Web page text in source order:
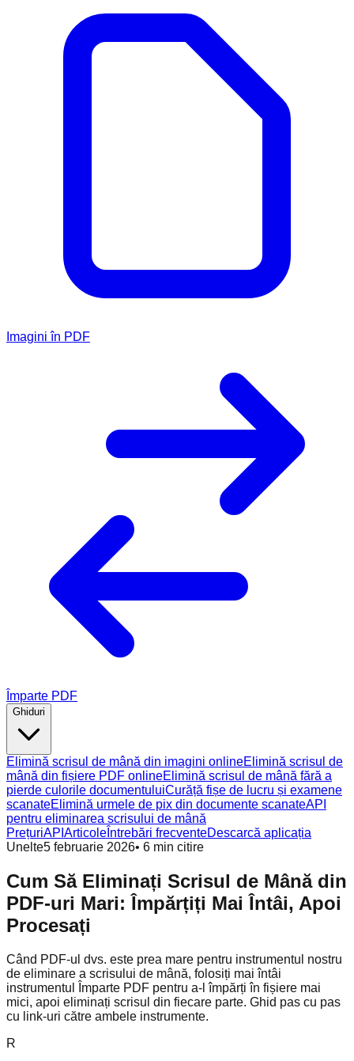
Imagini în PDF
Împarte PDF
Ghiduri
Elimină scrisul de mână din imagini onlineElimină scrisul de
mână din fișiere PDF onlineElimină scrisul de mână fără a
pierde culorile documentuluiCurăță fișe de lucru și examene
scanateElimină urmele de pix din documente scanateAPI
pentru eliminarea scrisului de mână
PrețuriAPI Articole Întrebări frecventeDescarcă aplicația
Unelte5 februarie 2026• 6 min citire
Cum Să Eliminați Scrisul de Mână din
PDF-uri Mari: Împărțiți Mai Întâi, Apoi
Procesați
Când PDF-ul dvs. este prea mare pentru instrumentul nostru
de eliminare a scrisului de mână, folosiți mai întâi
instrumentul Împarte PDF pentru a-l împărți în fișiere mai
mici, apoi eliminați scrisul din fiecare parte. Ghid pas cu pas
cu link-uri către ambele instrumente.
R